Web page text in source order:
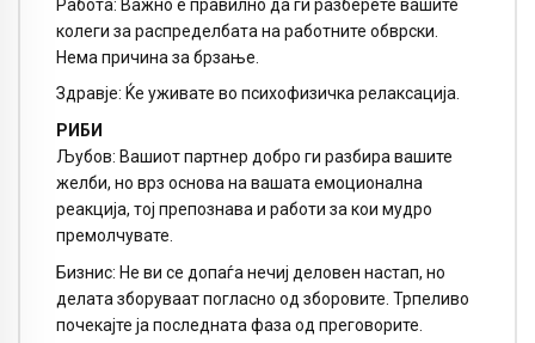
Работа: Важно е правилно да ги разберете вашите
колеги за распределбата на работните обврски.
Нема причина за брзање.
Здравје: Ќе уживате во психофизичка релаксација.
РИБИ
Љубов: Вашиот партнер добро ги разбира вашите
желби, но врз основа на вашата емоционална
реакција, тој препознава и работи за кои мудро
премолчувате.
Бизнис: Не ви се допаѓа нечиј деловен настап, но
делата зборуваат погласно од зборовите. Трпеливо
почекајте ја последната фаза од преговорите.